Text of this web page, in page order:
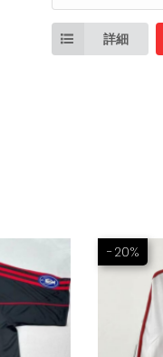
詳細
-20%